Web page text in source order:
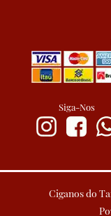
Siga-Nos
Ciganos do